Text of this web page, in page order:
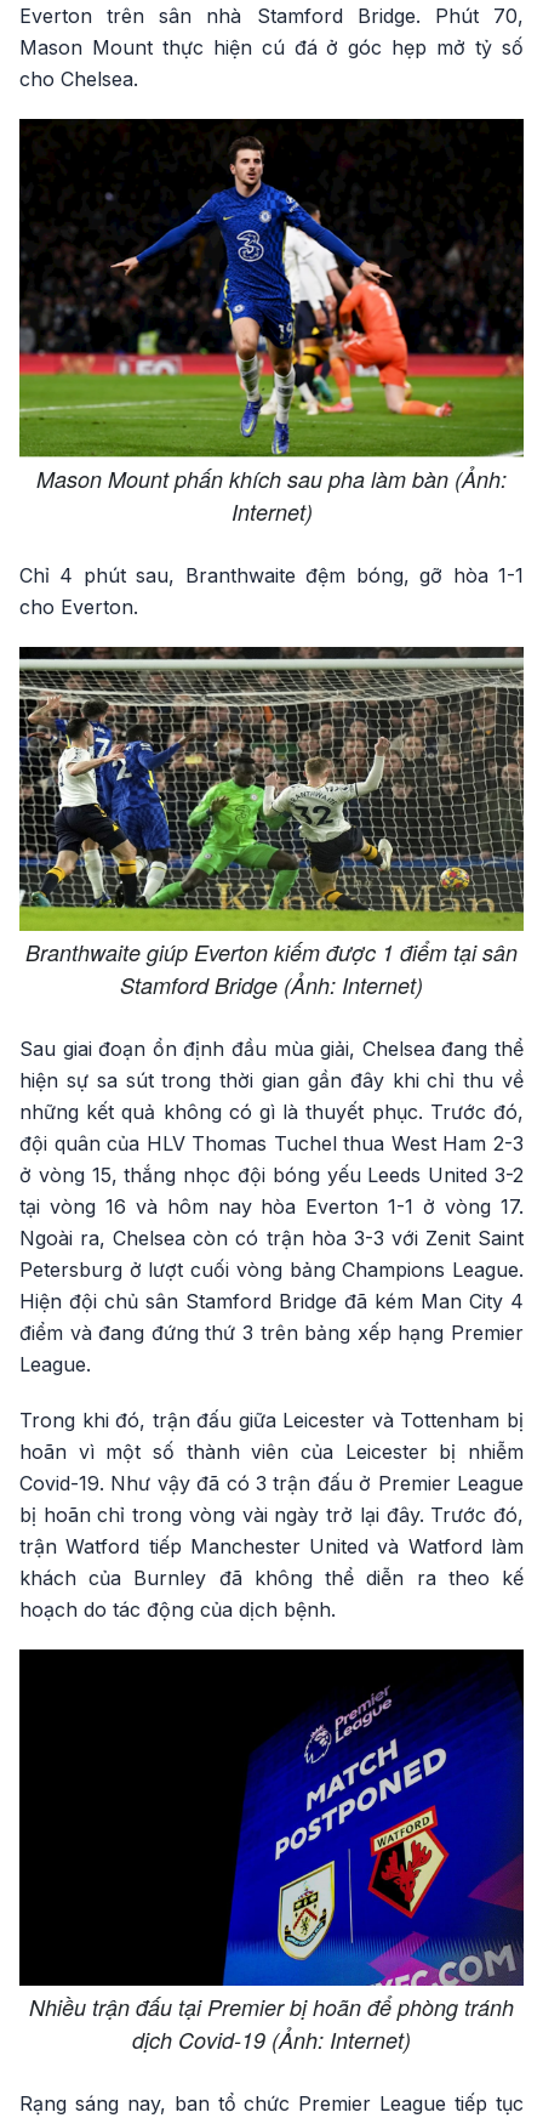
Everton trên sân nhà Stamford Bridge. Phút 70,
Mason Mount thực hiện cú đá ở góc hẹp mở tỷ số
cho Chelsea.
Mason Mount phấn khích sau pha làm bàn (Ảnh:
Internet)
Chỉ 4 phút sau, Branthwaite đệm bóng, gỡ hòa 1-1
cho Everton.
Branthwaite giúp Everton kiếm được 1 điểm tại sân
Stamford Bridge (Ảnh: Internet)
Sau giai đoạn ổn định đầu mùa giải, Chelsea đang thể
hiện sự sa sút trong thời gian gần đây khi chỉ thu về
những kết quả không có gì là thuyết phục. Trước đó,
đội quân của HLV Thomas Tuchel thua West Ham 2-3
ở vòng 15, thắng nhọc đội bóng yếu Leeds United 3-2
tại vòng 16 và hôm nay hòa Everton 1-1 ở vòng 17.
Ngoài ra, Chelsea còn có trận hòa 3-3 với Zenit Saint
Petersburg ở lượt cuối vòng bảng Champions League.
Hiện đội chủ sân Stamford Bridge đã kém Man City 4
điểm và đang đứng thứ 3 trên bảng xếp hạng Premier
League.
Trong khi đó, trận đấu giữa Leicester và Tottenham bị
hoãn vì một số thành viên của Leicester bị nhiễm
Covid-19. Như vậy đã có 3 trận đấu ở Premier League
bị hoãn chỉ trong vòng vài ngày trở lại đây. Trước đó,
trận Watford tiếp Manchester United và Watford làm
khách của Burnley đã không thể diễn ra theo kế
hoạch do tác động của dịch bệnh.
Nhiều trận đấu tại Premier bị hoãn để phòng tránh
dịch Covid-19 (Ảnh: Internet)
Rạng sáng nay, ban tổ chức Premier League tiếp tục